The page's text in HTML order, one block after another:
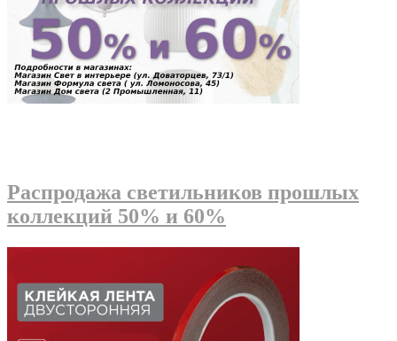
Распродажа светильников прошлых
коллекций 50% и 60%